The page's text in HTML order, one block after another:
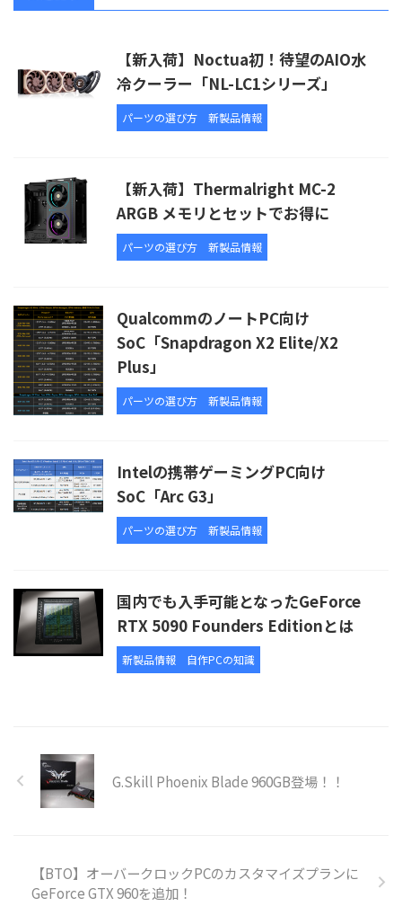
【新入荷】Noctua初！待望のAIO水
冷クーラー「NL-LC1シリーズ」
パーツの選び方 新製品情報
【新入荷】Thermalright MC-2
ARGB メモリとセットでお得に
パーツの選び方 新製品情報
QualcommのノートPC向け
SoC「Snapdragon X2 Elite/X2
Plus」
パーツの選び方 新製品情報
Intelの携帯ゲーミングPC向け
SoC「Arc G3」
パーツの選び方 新製品情報
国内でも入手可能となったGeForce
RTX 5090 Founders Editionとは
新製品情報 自作PCの知識
G.Skill Phoenix Blade 960GB登場！！
【BTO】オーバークロックPCのカスタマイズプランに
GeForce GTX 960を追加！